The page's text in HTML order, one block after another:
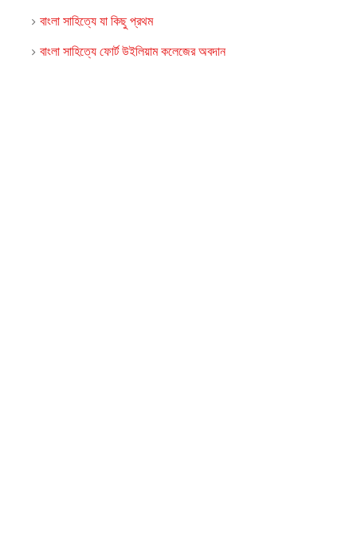
বাংলা সাহিত্যে যা কিছু প্রথম
বাংলা সাহিত্যে ফোর্ট উইলিয়াম কলেজের অবদান